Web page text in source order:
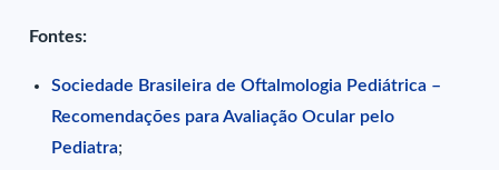
Fontes:
Sociedade Brasileira de Oftalmologia Pediátrica –
Recomendações para Avaliação Ocular pelo
Pediatra;